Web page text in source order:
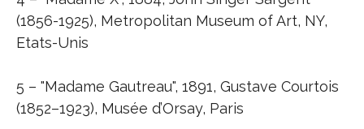
(1856-1925), Metropolitan Museum of Art, NY,
Etats-Unis
5 – "Madame Gautreau", 1891, Gustave Courtois
(1852–1923), Musée d’Orsay, Paris